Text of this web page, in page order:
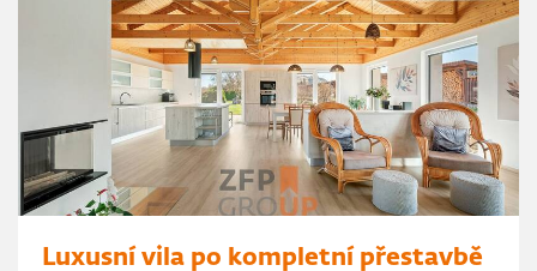
Luxusní vila po kompletní přestavbě